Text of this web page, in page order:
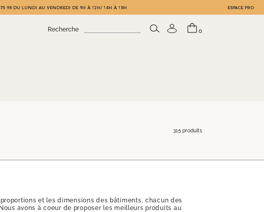
98 DU LUNDI AU VENDREDI DE 9H À 12H/ 14H À 18H ESPACE PRO
Recherche 0
315 produits
et les dimensions des bâtiments, chacun des
avons à coeur de proposer les meilleurs produits au